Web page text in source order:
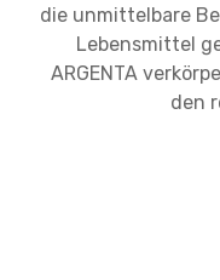
die unmittelbare
Lebensmittel
ARGENTA
den